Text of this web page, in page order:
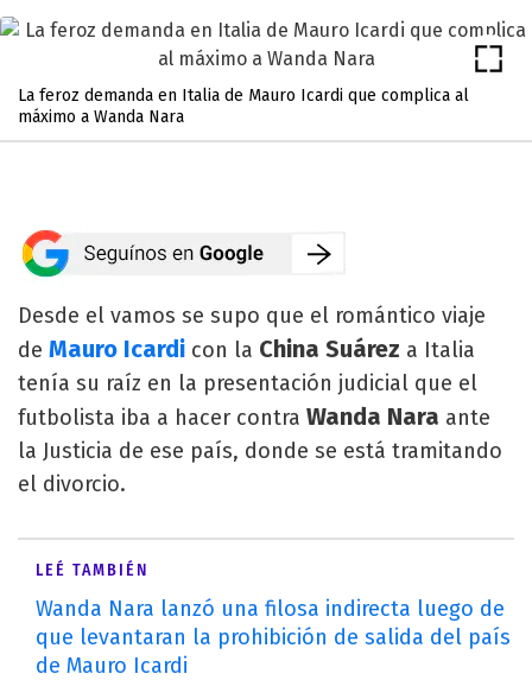
La feroz demanda en Italia de Mauro Icardi que complica al
máximo a Wanda Nara
Desde el vamos se supo que el romántico viaje
de Mauro Icardi con la China Suárez a Italia
tenía su raíz en la presentación judicial que el
futbolista iba a hacer contra Wanda Nara ante
la Justicia de ese país, donde se está tramitando
el divorcio.
LEÉ TAMBIÉN
Wanda Nara lanzó una filosa indirecta luego de
que levantaran la prohibición de salida del país
de Mauro Icardi